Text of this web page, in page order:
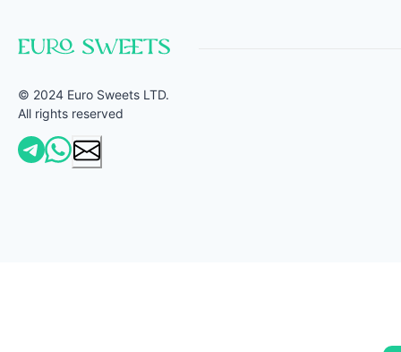
© 2024 Euro Sweets LTD.
All rights reserved